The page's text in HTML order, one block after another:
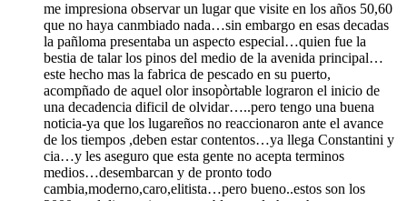
me impresiona observar un lugar que visite en los años 50,60
que no haya canmbiado nada…sin embargo en esas decadas
la pañloma presentaba un aspecto especial…quien fue la
bestia de talar los pinos del medio de la avenida principal…
este hecho mas la fabrica de pescado en su puerto,
acompñado de aquel olor insopòrtable lograron el inicio de
una decadencia dificil de olvidar…..pero tengo una buena
noticia-ya que los lugareños no reaccionaron ante el avance
de los tiempos ,deben estar contentos…ya llega Constantini y
cia…y les aseguro que esta gente no acepta terminos
medios…desembarcan y de pronto todo
cambia,moderno,caro,elitista…pero bueno..estos son los